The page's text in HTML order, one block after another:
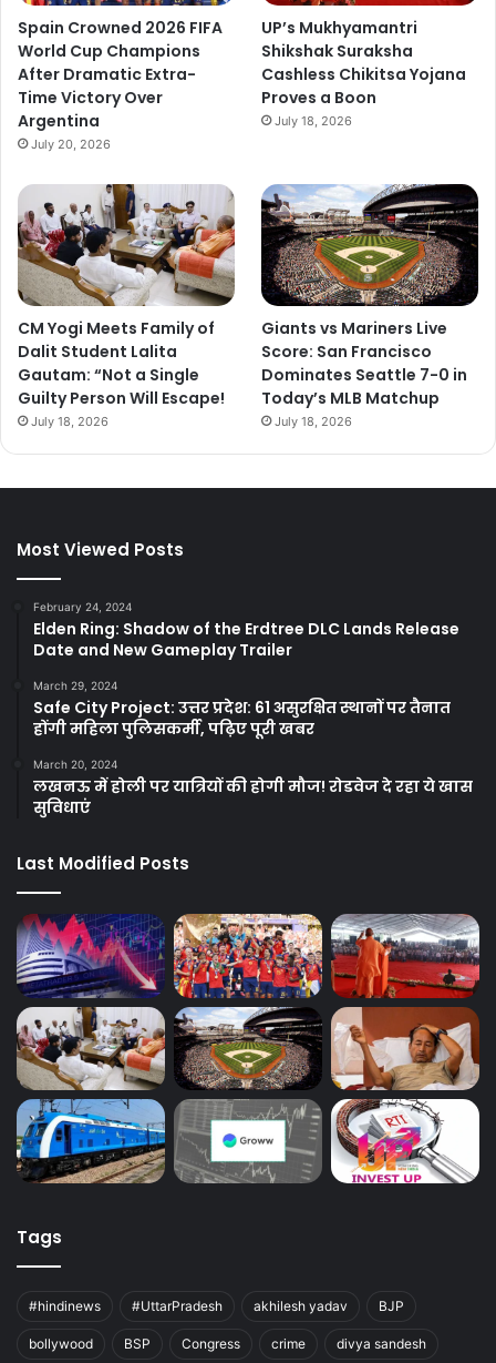
Spain Crowned 2026 FIFA
World Cup Champions
After Dramatic Extra-
Time Victory Over
Argentina
July 20, 2026
UP’s Mukhyamantri
Shikshak Suraksha
Cashless Chikitsa Yojana
Proves a Boon
July 18, 2026
CM Yogi Meets Family of
Dalit Student Lalita
Gautam: “Not a Single
Guilty Person Will Escape!
July 18, 2026
Giants vs Mariners Live
Score: San Francisco
Dominates Seattle 7-0 in
Today’s MLB Matchup
July 18, 2026
Most Viewed Posts
February 24, 2024
Elden Ring: Shadow of the Erdtree DLC Lands Release
Date and New Gameplay Trailer
March 29, 2024
Safe City Project: उत्तर प्रदेश: 61 असुरक्षित स्थानों पर तैनात
होंगी महिला पुलिसकर्मी, पढ़िए पूरी खबर
March 20, 2024
लखनऊ में होली पर यात्रियों की होगी मौज! रोडवेज दे रहा ये खास
सुविधाएं
Last Modified Posts
Tags
#hindinews #UttarPradesh akhilesh yadav BJP
bollywood BSP Congress crime divya sandesh